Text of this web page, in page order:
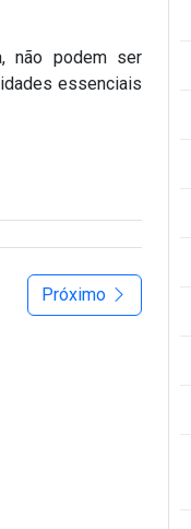
não podem ser
essenciais
Próximo